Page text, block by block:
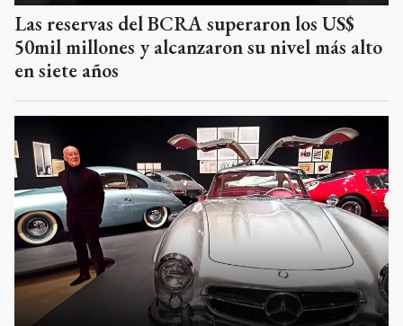
Las reservas del BCRA superaron los US$
50mil millones y alcanzaron su nivel más alto
en siete años